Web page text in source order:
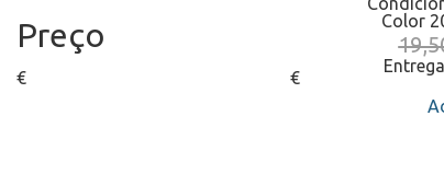
Color
Preço
€ €